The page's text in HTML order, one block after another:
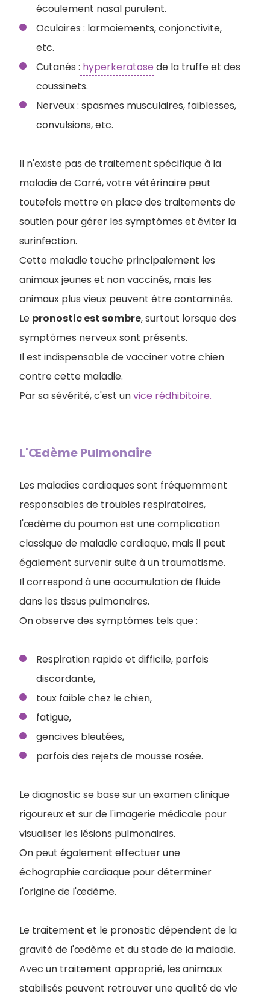
écoulement nasal purulent.
Oculaires : larmoiements, conjonctivite,
etc.
Cutanés : hyperkeratose de la truffe et des
coussinets.
Nerveux : spasmes musculaires, faiblesses,
convulsions, etc.
Il n'existe pas de traitement spécifique à la
maladie de Carré, votre vétérinaire peut
toutefois mettre en place des traitements de
soutien pour gérer les symptômes et éviter la
surinfection.
Cette maladie touche principalement les
animaux jeunes et non vaccinés, mais les
animaux plus vieux peuvent être contaminés.
Le pronostic est sombre, surtout lorsque des
symptômes nerveux sont présents.
Il est indispensable de vacciner votre chien
contre cette maladie.
Par sa sévérité, c'est unvice rédhibitoire.
L'Œdème Pulmonaire
Les maladies cardiaques sont fréquemment
responsables de troubles respiratoires,
l'œdème du poumon est une complication
classique de maladie cardiaque, mais il peut
également survenir suite à un traumatisme.
Il correspond à une accumulation de fluide
dans les tissus pulmonaires.
On observe des symptômes tels que :
Respiration rapide et difficile, parfois
discordante,
toux faible chez le chien,
fatigue,
gencives bleutées,
parfois des rejets de mousse rosée.
Le diagnostic se base sur un examen clinique
rigoureux et sur de l'imagerie médicale pour
visualiser les lésions pulmonaires.
On peut également effectuer une
échographie cardiaque pour déterminer
l'origine de l'œdème.
Le traitement et le pronostic dépendent de la
gravité de l'œdème et du stade de la maladie.
Avec un traitement approprié, les animaux
stabilisés peuvent retrouver une qualité de vie